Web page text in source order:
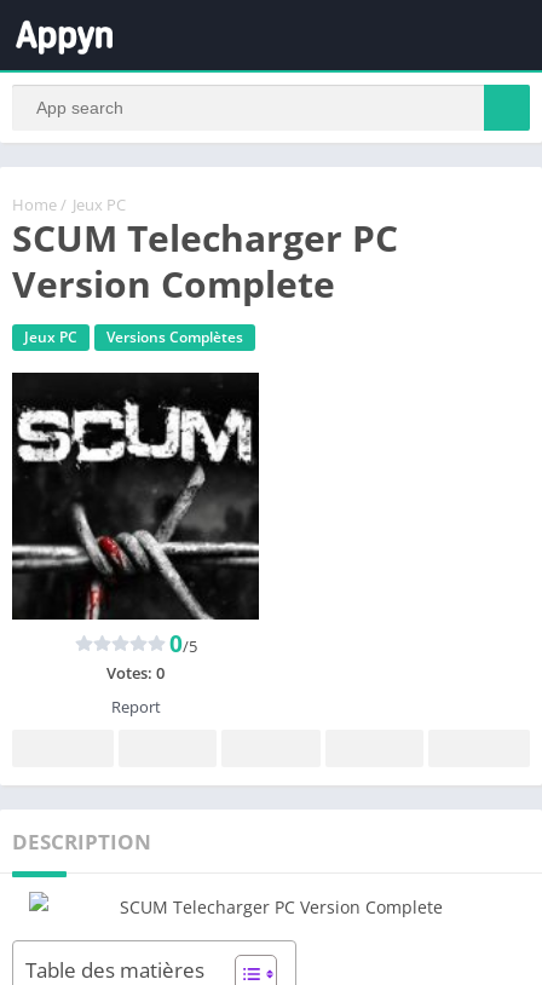
Home / Jeux PC
SCUM Telecharger PC
Version Complete
Jeux PC Versions Complètes
0/5
Votes: 0
Report
DESCRIPTION
Table des matières